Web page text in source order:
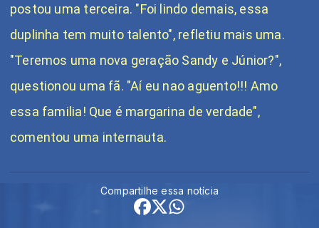
postou uma terceira. "Foi lindo demais, essa
duplinha tem muito talento", refletiu mais uma.
"Teremos uma nova geração Sandy e Júnior?",
questionou uma fã. "Aí eu nao aguento!!! Amo
essa familia! Que é margarina de verdade",
comentou uma internauta.
Compartilhe essa notícia